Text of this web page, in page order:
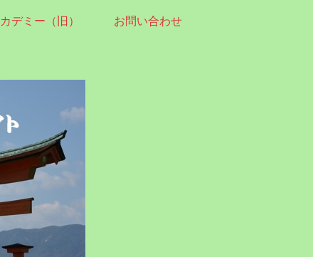
デミー（旧） お問い合わせ